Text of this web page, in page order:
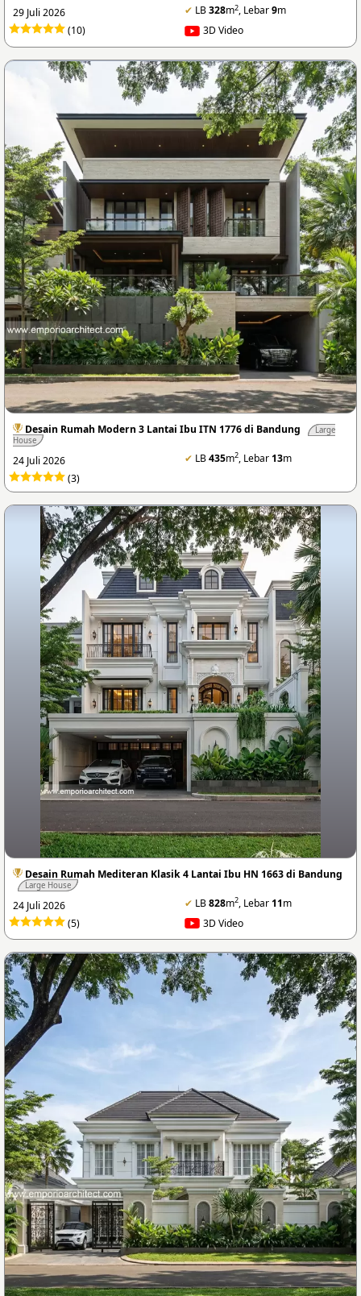
29 Juli 2026 ✔ LB328m2, Lebar9m
(10)
3D Video
Desain Rumah Modern 3 Lantai Ibu ITN 1776 di Bandung
Large
House
24 Juli 2026 ✔ LB435m2, Lebar 13m
(3)
Desain Rumah Mediteran Klasik 4 Lantai Ibu HN 1663 di Bandung
Large House
24 Juli 2026 ✔ LB828m2, Lebar 11m
(5)
3D Video